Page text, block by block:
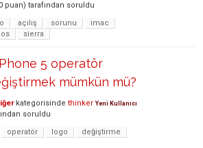
puan) tarafından soruldu
açılış sorunu
imac
sierra
5 operatör
mümkün mü?
kategorisinde thinker Yeni Kullanıcı
soruldu
operatör logo
değiştirme